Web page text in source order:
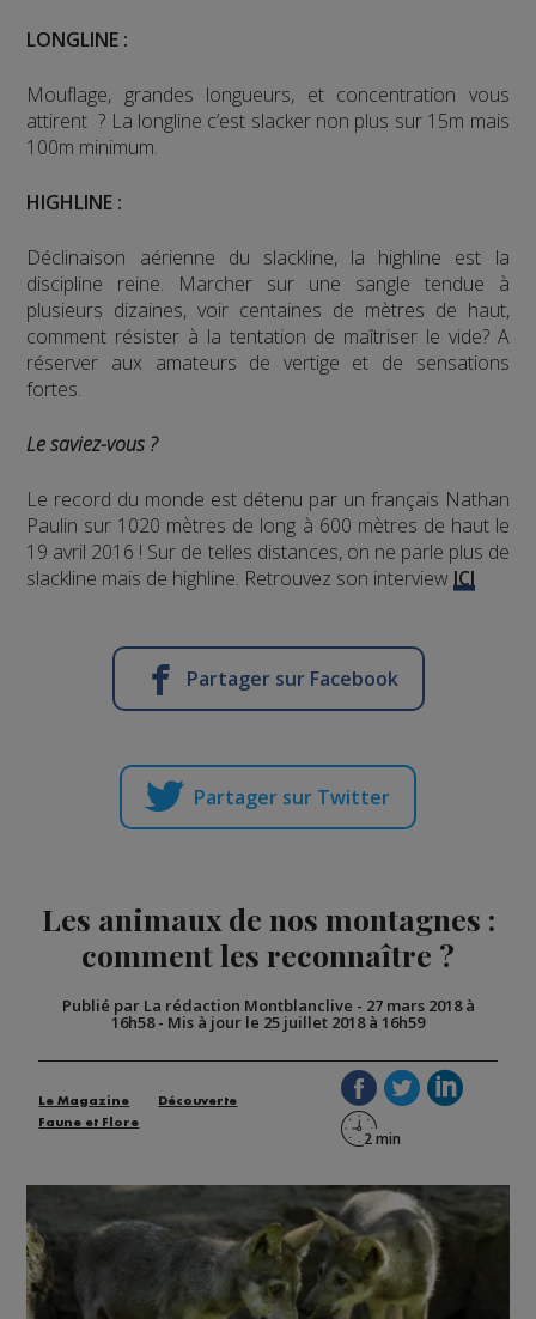
LONGLINE :
Mouflage, grandes longueurs, et concentration vous
attirent ? La longline c’est slacker non plus sur 15m mais
100m minimum.
HIGHLINE :
Déclinaison aérienne du slackline, la highline est la
discipline reine. Marcher sur une sangle tendue à
plusieurs dizaines, voir centaines de mètres de haut,
comment résister à la tentation de maîtriser le vide? A
réserver aux amateurs de vertige et de sensations
fortes.
Le saviez-vous ?
Le record du monde est détenu par un français Nathan
Paulin sur 1020 mètres de long à 600 mètres de haut le
19 avril 2016 ! Sur de telles distances, on ne parle plus de
slackline mais de highline. Retrouvez son interviewICI
Partager sur Facebook
Partager sur Twitter
Les animaux de nos montagnes :
comment les reconnaître ?
Publié par La rédaction Montblanclive - 27 mars 2018 à
16h58- Mis à jour le 25 juillet 2018 à 16h59
Le Magazine
Découverte
Faune et Flore